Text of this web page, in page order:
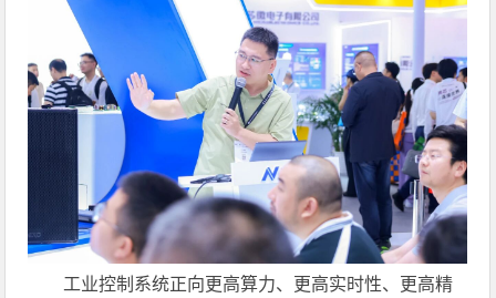
工业控制系统正向更高算力、更高实时性、更高精